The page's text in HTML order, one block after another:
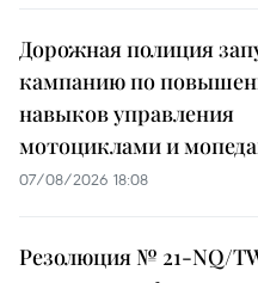
Дорожная полиция
кампанию по
навыков управления
мотоциклами и
07/08/2026 18:08
Резолюция № 21-NQ/